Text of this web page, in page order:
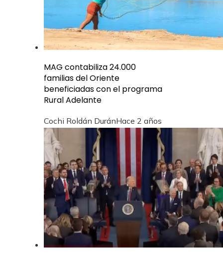
MAG contabiliza 24.000
familias del Oriente
beneficiadas con el programa
Rural Adelante
Cochi Roldán DuránHace 2 años